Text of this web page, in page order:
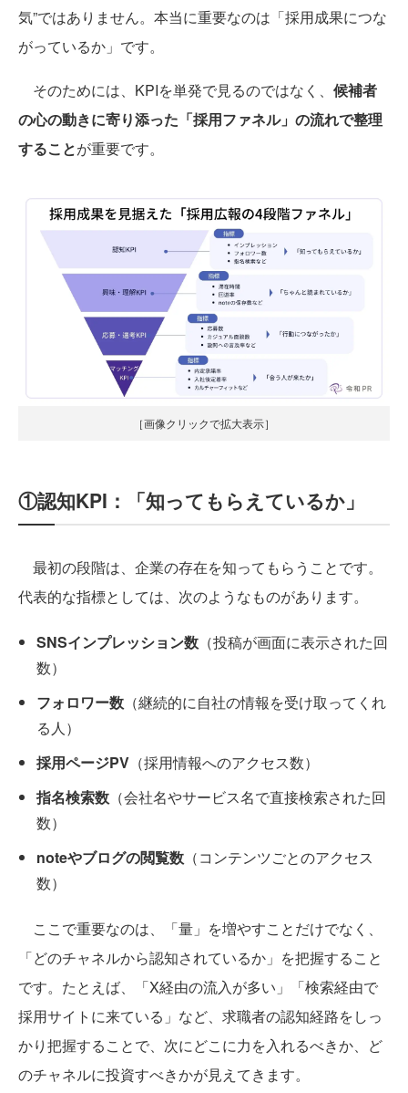
気”ではありません。本当に重要なのは「採用成果につな
がっているか」です。
そのためには、KPIを単発で見るのではなく、 候補者
の心の動きに寄り添った「採用ファネル」の流れで整理
することが重要です。
［画像クリックで拡大表示］
①認知KPI：「知ってもらえているか」
最初の段階は、企業の存在を知ってもらうことです。
代表的な指標としては、次のようなものがあります。
SNSインプレッション数 （投稿が画面に表示された回
数）
フォロワー数 （継続的に自社の情報を受け取ってくれ
る人）
採用ページPV （採用情報へのアクセス数）
指名検索数 （会社名やサービス名で直接検索された回
数）
noteやブログの閲覧数 （コンテンツごとのアクセス
数）
ここで重要なのは、「量」を増やすことだけでなく、
「どのチャネルから認知されているか」を把握すること
です。たとえば、「X経由の流入が多い」「検索経由で
採用サイトに来ている」など、求職者の認知経路をしっ
かり把握することで、次にどこに力を入れるべきか、ど
のチャネルに投資すべきかが見えてきます。